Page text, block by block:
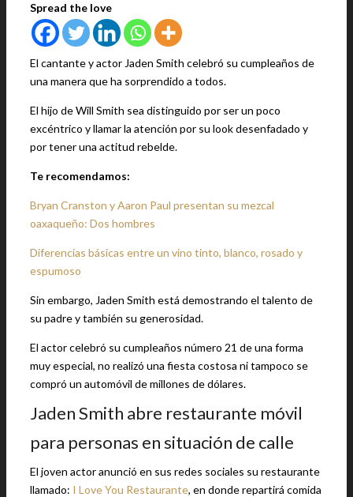
Spread the love
El cantante y actor Jaden Smith celebró su cumpleaños de
una manera que ha sorprendido a todos.
El hijo de Will Smith sea distinguido por ser un poco
excéntrico y llamar la atención por su look desenfadado y
por tener una actitud rebelde.
Te recomendamos:
Bryan Cranston y Aaron Paul presentan su mezcal
oaxaqueño: Dos hombres
Diferencias básicas entre un vino tinto, blanco, rosado y
espumoso
Sin embargo, Jaden Smith está demostrando el talento de
su padre y también su generosidad.
El actor celebró su cumpleaños número 21 de una forma
muy especial, no realizó una fiesta costosa ni tampoco se
compró un automóvil de millones de dólares.
Jaden Smith abre restaurante móvil
para personas en situación de calle
El joven actor anunció en sus redes sociales su restaurante
llamado: I Love You Restaurante, en donde repartirá comida